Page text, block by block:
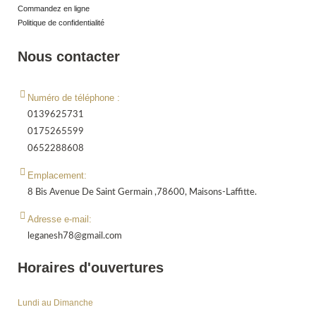
Commandez en ligne
Politique de confidentialité
Nous contacter
Numéro de téléphone :
0139625731
0175265599
0652288608
Emplacement:
8 Bis Avenue De Saint Germain ,78600, Maisons-Laffitte.
Adresse e-mail:
leganesh78@gmail.com
Horaires d'ouvertures
Lundi au Dimanche